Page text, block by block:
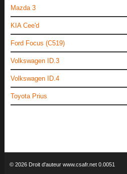
Mazda 3
KIA Cee'd
Ford Focus (C519)
Volkswagen ID.3
Volkswagen ID.4
Toyota Prius
© 2026 Droit d'auteur www.csafr.net 0.0051